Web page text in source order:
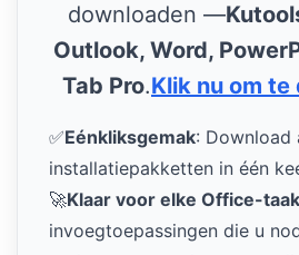
downloaden —
Outlook, Word,
Tab Pro.Klik nu om
✅Eénkliksgemak: Download
installatiepakketten in één
🚀Klaar voor elke Office-taak
invoegtoepassingen die u